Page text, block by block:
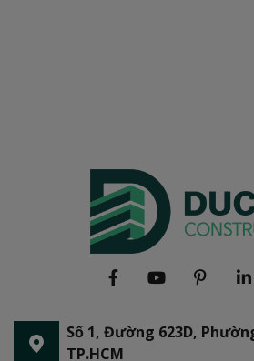
Số 1, Đường 623D,
TP.HCM